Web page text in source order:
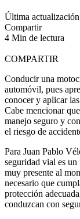
Última
Compartir
4 Min de lectura
COMPARTIR
Conducir una
automóvil, pues
conocer y aplicar
Cabe mencionar
manejo seguro y
el riesgo de
Para Juan Pablo
seguridad vial es
muy presente al
necesario que
protección
conduzcan con